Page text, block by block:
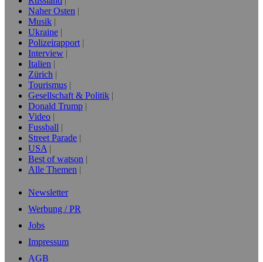
Naher Osten
Musik
Ukraine
Polizeirapport
Interview
Italien
Zürich
Tourismus
Gesellschaft & Politik
Donald Trump
Video
Fussball
Street Parade
USA
Best of watson
Alle Themen
Newsletter
Werbung / PR
Jobs
Impressum
AGB